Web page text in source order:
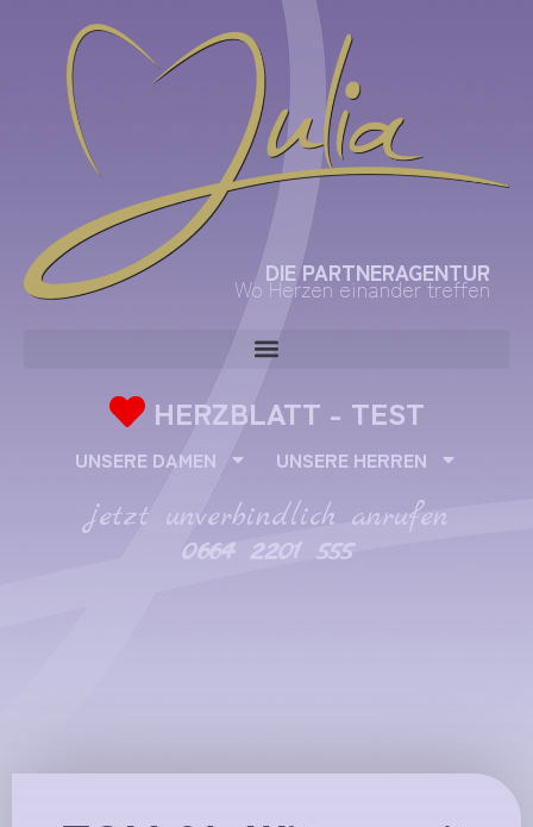
Wo Herzen einander treffen
DIE PARTNERAGENTUR
HERZBLATT - TEST
UNSERE DAMEN UNSERE HERREN
jetzt unverbindlich anrufen
0664 2201 555